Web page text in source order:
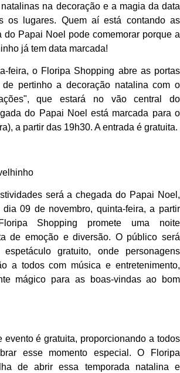
na decoração e a magia da data
os lugares. Quem aí está contando as
do Papai Noel pode comemorar porque a
já tem data marcada!
feira, o Floripa Shopping abre as portas
pertinho a decoração natalina com o
que estará no vão central do
do Papai Noel está marcada para o
a partir das 19h30. A entrada é gratuita.
será a chegada do Papai Noel,
dia 09 de novembro, quinta-feira, a partir
Shopping promete uma noite
de emoção e diversão. O público será
gratuito, onde personagens
a todos com música e entretenimento,
mágico para as boas-vindas ao bom
evento é gratuita, proporcionando a todos
esse momento especial. O Floripa
de abrir essa temporada natalina e